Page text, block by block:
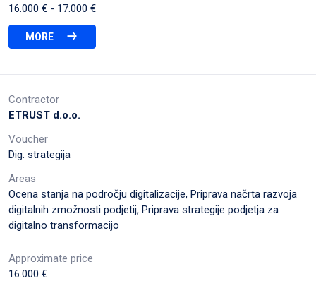
16.000 € - 17.000 €
MORE
Contractor
ETRUST d.o.o.
Voucher
Dig. strategija
Areas
Ocena stanja na področju digitalizacije, Priprava načrta razvoja
digitalnih zmožnosti podjetij, Priprava strategije podjetja za
digitalno transformacijo
Approximate price
16.000 €